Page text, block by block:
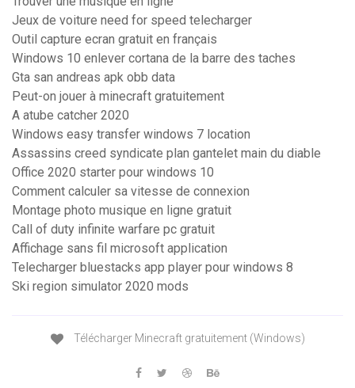
Jeux de voiture need for speed telecharger
Outil capture ecran gratuit en français
Windows 10 enlever cortana de la barre des taches
Gta san andreas apk obb data
Peut-on jouer à minecraft gratuitement
A atube catcher 2020
Windows easy transfer windows 7 location
Assassins creed syndicate plan gantelet main du diable
Office 2020 starter pour windows 10
Comment calculer sa vitesse de connexion
Montage photo musique en ligne gratuit
Call of duty infinite warfare pc gratuit
Affichage sans fil microsoft application
Telecharger bluestacks app player pour windows 8
Ski region simulator 2020 mods
Télécharger Minecraft gratuitement (Windows)